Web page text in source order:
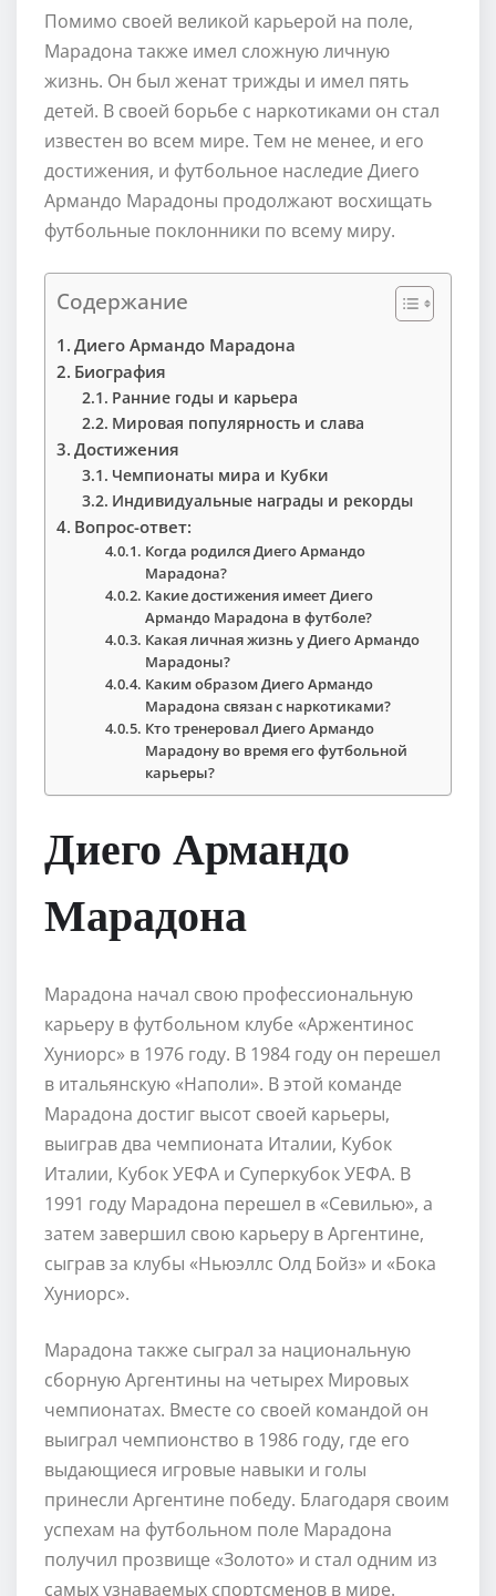
Помимо своей великой карьерой на поле,
Марадона также имел сложную личную
жизнь. Он был женат трижды и имел пять
детей. В своей борьбе с наркотиками он стал
известен во всем мире. Тем не менее, и его
достижения, и футбольное наследие Диего
Армандо Марадоны продолжают восхищать
футбольные поклонники по всему миру.
Содержание
Диего Армандо Марадона
Биография
Ранние годы и карьера
Мировая популярность и слава
Достижения
Чемпионаты мира и Кубки
Индивидуальные награды и рекорды
Вопрос-ответ:
Когда родился Диего Армандо
Марадона?
Какие достижения имеет Диего
Армандо Марадона в футболе?
Какая личная жизнь у Диего Армандо
Марадоны?
Каким образом Диего Армандо
Марадона связан с наркотиками?
Кто тренеровал Диего Армандо
Марадону во время его футбольной
карьеры?
Диего Армандо
Марадона
Марадона начал свою профессиональную
карьеру в футбольном клубе «Аржентинос
Хуниорс» в 1976 году. В 1984 году он перешел
в итальянскую «Наполи». В этой команде
Марадона достиг высот своей карьеры,
выиграв два чемпионата Италии, Кубок
Италии, Кубок УЕФА и Суперкубок УЕФА. В
1991 году Марадона перешел в «Севилью», а
затем завершил свою карьеру в Аргентине,
сыграв за клубы «Ньюэллс Олд Бойз» и «Бока
Хуниорс».
Марадона также сыграл за национальную
сборную Аргентины на четырех Мировых
чемпионатах. Вместе со своей командой он
выиграл чемпионство в 1986 году, где его
выдающиеся игровые навыки и голы
принесли Аргентине победу. Благодаря своим
успехам на футбольном поле Марадона
получил прозвище «Золото» и стал одним из
самых узнаваемых спортсменов в мире.